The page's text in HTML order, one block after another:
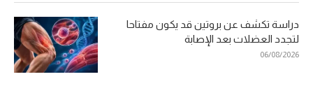
دراسة تكشف عن بروتين قد يكون مفتاحا
لتجدد العضلات بعد الإصابة
06/08/2026